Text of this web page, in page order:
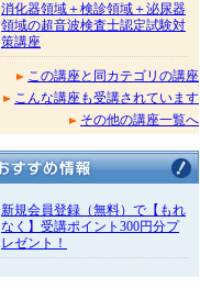
消化器領域＋検診領域＋泌尿器
領域の超音波検査士認定試験対
策講座
この講座と同カテゴリの講座
こんな講座も受講されています
その他の講座一覧へ
新規会員登録（無料）で【もれ
なく】受講ポイント300円分プ
レゼント！